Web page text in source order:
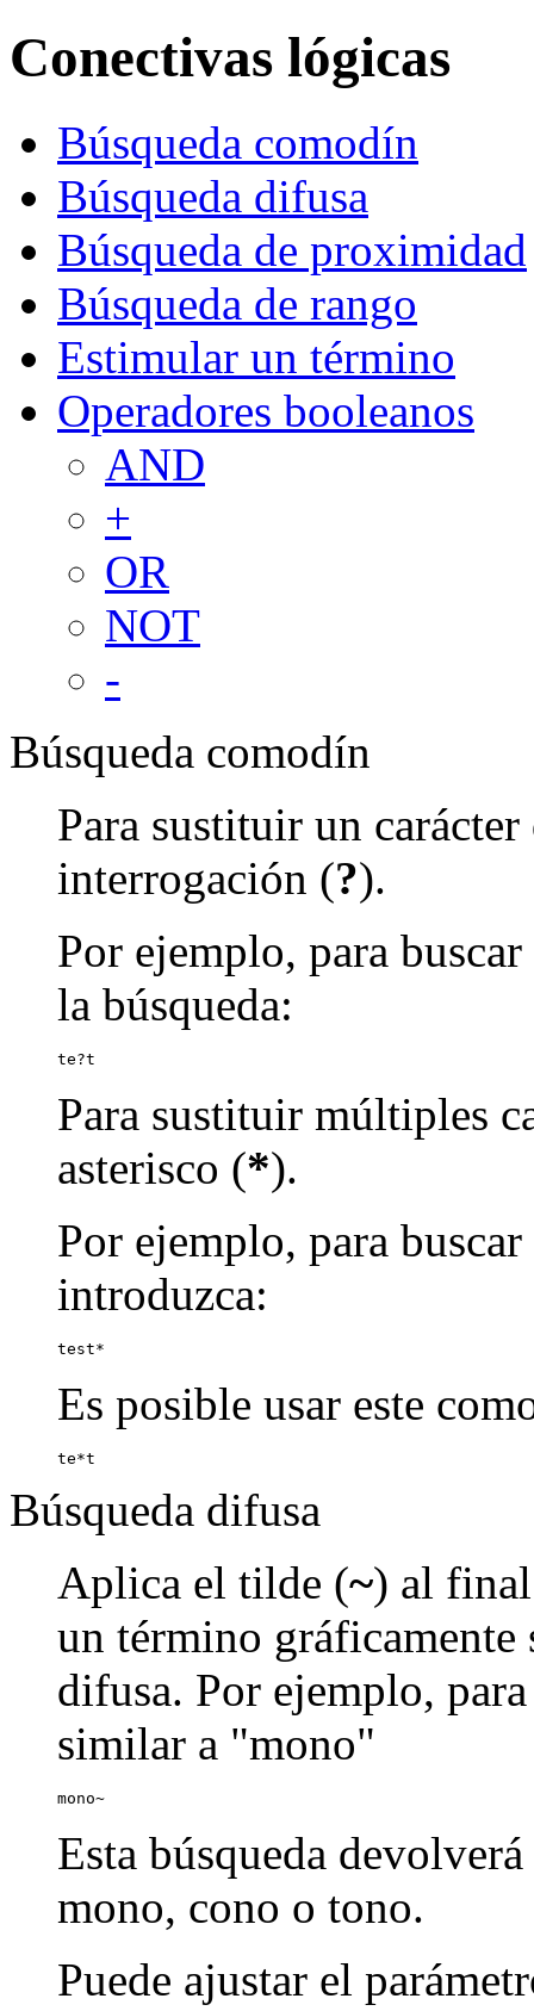
Conectivas lógicas
Búsqueda comodín
Búsqueda difusa
Búsqueda de proximidad
Búsqueda de rango
Estimular un término
Operadores booleanos
AND
+
OR
NOT
-
Búsqueda comodín
Para sustituir un
interrogación (?).
Por ejemplo, para
la búsqueda:
te?t
Para sustituir múltiples
asterisco (*).
Por ejemplo, para
introduzca:
test*
Es posible usar este
te*t
Búsqueda difusa
Aplica el tilde (~) al
un término gráficamente
difusa. Por ejemplo,
similar a "mono"
mono~
Esta búsqueda
mono, cono o tono.
Puede ajustar el